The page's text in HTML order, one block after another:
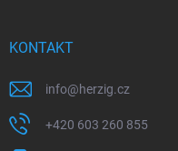
KONTAKT
info@herzig.cz
+420 603 260 855